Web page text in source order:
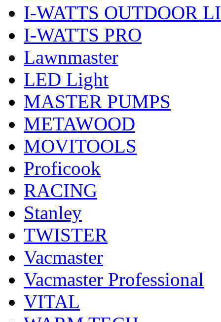
I-WATTS OUTDOOR
I-WATTS PRO
Lawnmaster
LED Light
MASTER PUMPS
METAWOOD
MOVITOOLS
Proficook
RACING
Stanley
TWISTER
Vacmaster
Vacmaster Professional
VITAL